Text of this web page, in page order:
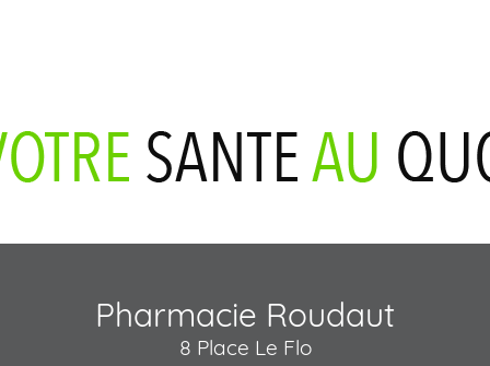
Pharmacie Roudaut
8 Place Le Flo